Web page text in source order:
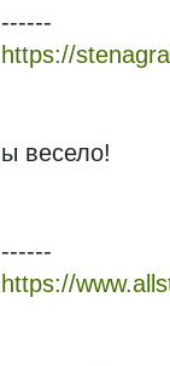
------
https://
ы весело!
------
https://